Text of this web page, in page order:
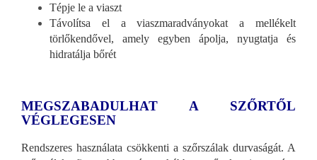
Tépje le a viaszt
Távolítsa el a viaszmaradványokat a mellékelt
törlőkendővel, amely egyben ápolja, nyugtatja és
hidratálja bőrét
MEGSZABADULHAT A SZŐRTŐL
VÉGLEGESEN
Rendszeres használata csökkenti a szőrszálak durvaságát. A